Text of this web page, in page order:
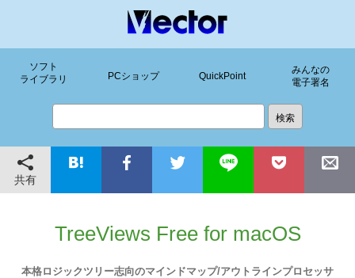
ソフト
ライブラリ
PCショップ QuickPoint
みんなの
電子署名
共有
TreeViews Free for macOS
本格ロジックツリー志向のマインドマップ/アウトラインプロセッサ